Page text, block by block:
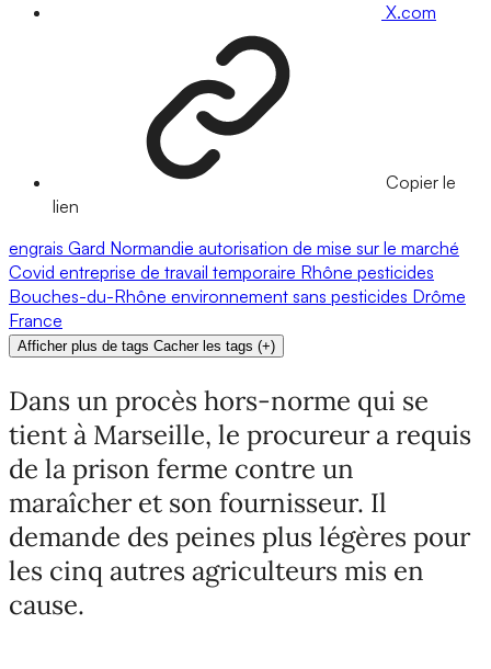
X.com
Copier le
lien
engrais Gard Normandie autorisation de mise sur le marché
Covid entreprise de travail temporaire Rhône pesticides
Bouches-du-Rhône environnement sans pesticides Drôme
France
Afficher plus de tags Cacher les tags (+)
Dans un procès hors-norme qui se
tient à Marseille, le procureur a requis
de la prison ferme contre un
maraîcher et son fournisseur. Il
demande des peines plus légères pour
les cinq autres agriculteurs mis en
cause.